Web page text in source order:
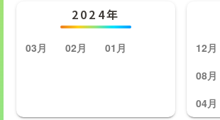
2024年
03月 02月 01月 12月
08月
04月